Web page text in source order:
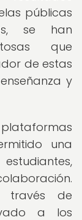
públicas
se han
que
de estas
y
una
través de
a los